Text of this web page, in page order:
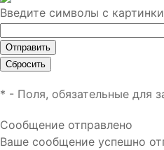
Введите символы с картинки
* - Поля, обязательные для
Сообщение отправлено
Ваше сообщение успешно